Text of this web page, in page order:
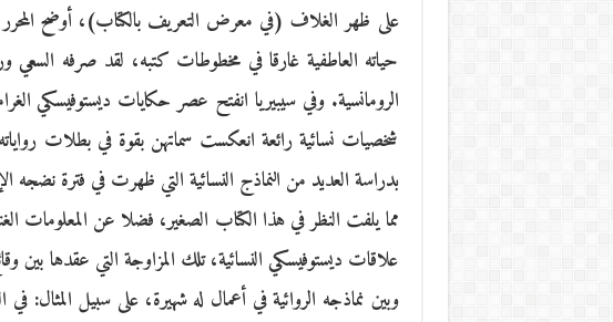
على ظهر الغلاف (في معرض التعريف بالكتاب)، أوضح المحرر
حياته العاطفية غارقا في مخطوطات كتبه، لقد صرفه السعي
الرومانسية. وفي سيبيريا انفتح عصر حكايات ديستوفيسكي
شخصيات نسائية رائعة انعكست سماتهن بقوة في بطلات
بدراسة العديد من النماذج النسائية التي ظهرت في فترة نضجه
مما يلفت النظر في هذا الكتاب الصغير، فضلا عن المعلومات
علاقات ديستوفيسكي النسائية، تلك المزاوجة التي عقدها بين
وبين نماذجه الروائية في أعمال له شهيرة، على سبيل